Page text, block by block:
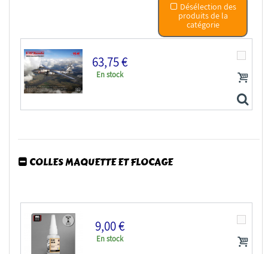
Désélection des
produits de la
catégorie
63,75 €
En stock
COLLES MAQUETTE ET FLOCAGE
9,00 €
En stock